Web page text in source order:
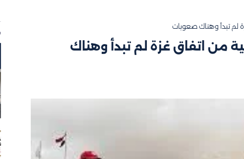
لم تبدأ وهناك صعوبات
من اتفاق غزة لم تبدأ وهناك